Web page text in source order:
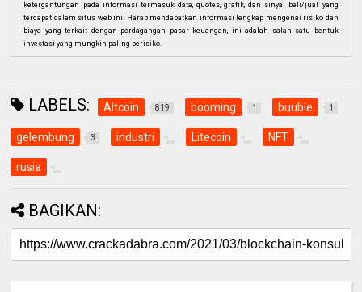
ketergantungan pada informasi termasuk data, quotes, grafik, dan sinyal beli/jual yang
terdapat dalam situs web ini. Harap mendapatkan informasi lengkap mengenai risiko dan
biaya yang terkait dengan perdagangan pasar keuangan, ini adalah salah satu bentuk
investasi yang mungkin paling berisiko.
LABELS: Altcoin 819 booming 1 buuble 1
gelembung 3 industri Litecoin NFT
rusia
BAGIKAN: